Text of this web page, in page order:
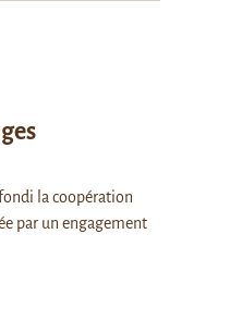
la coopération
par un engagement